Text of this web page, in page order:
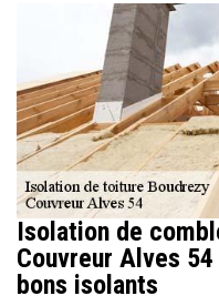
Isolation de
Couvreur Alves
bons isolants